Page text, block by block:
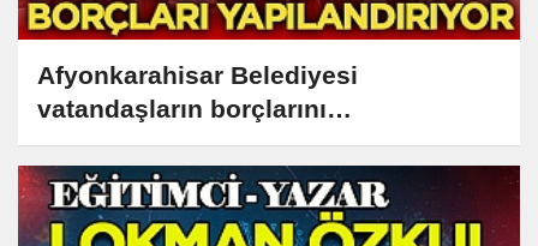
Afyonkarahisar Belediyesi
vatandaşların borçlarını
yapılandırıyor